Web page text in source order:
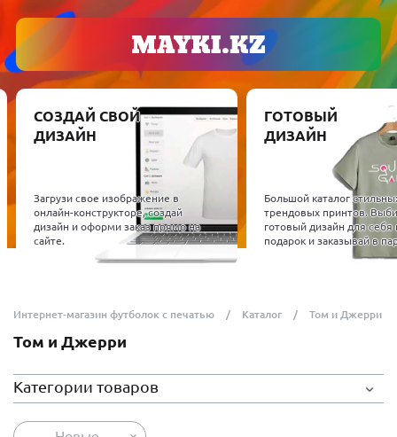
СОЗДАЙ СВОЙ
ДИЗАЙН
Загрузи свое изображение в
онлайн-конструкторе, создай
дизайн и оформи заказ прямо на
сайте.
ГОТОВЫЙ
ДИЗАЙН
Большой каталог
трендовых принтов.
готовый дизайн для себя
подарок и заказывай в
Интернет-магазин футболок с печатью Каталог Том и Джерри
Том и Джерри
Категории товаров